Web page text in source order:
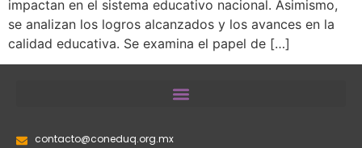
impactan en el sistema educativo nacional. Asimismo,
se analizan los logros alcanzados y los avances en la
calidad educativa. Se examina el papel de […]
contacto@coneduq.org.mx